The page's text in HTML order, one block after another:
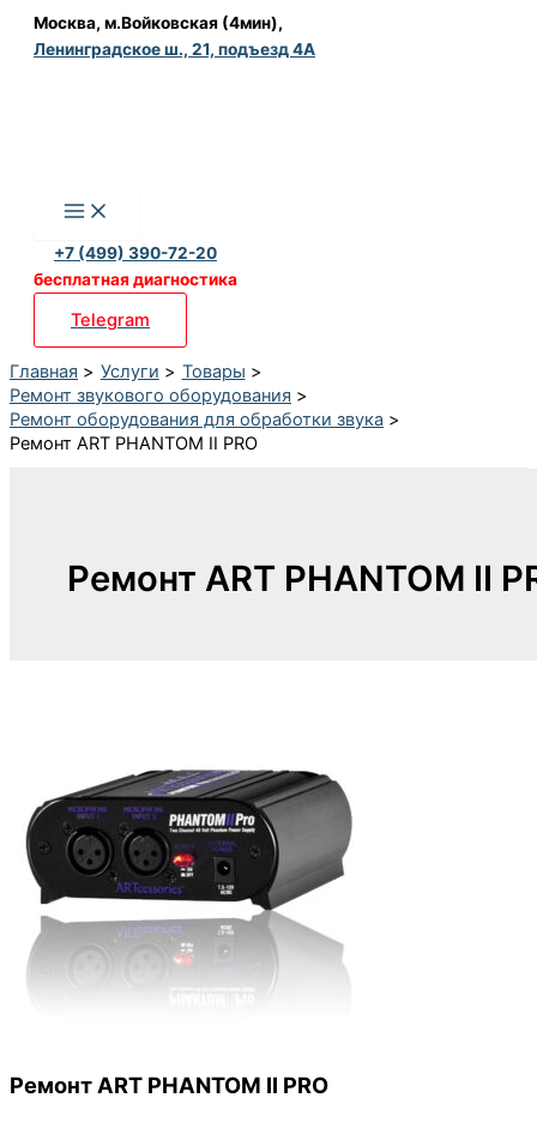
Перейти
Москва, м.Войковская (4мин),
Ленинградское ш., 21, подъезд 4А
+7 (499) 390-72-20
бесплатная диагностика
Telegram
Главная Услуги
Товары
Ремонт звукового оборудования
Ремонт оборудования для обработки звука
Ремонт ART PHANTOM II PRO
Ремонт ART PHANTOM II
Ремонт ART PHANTOM II PRO